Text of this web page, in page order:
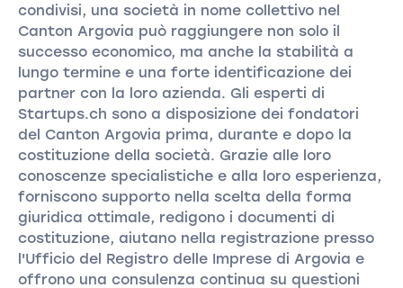
condivisi, una società in nome collettivo nel
Canton Argovia può raggiungere non solo il
successo economico, ma anche la stabilità a
lungo termine e una forte identificazione dei
partner con la loro azienda. Gli esperti di
Startups.ch sono a disposizione dei fondatori
del Canton Argovia prima, durante e dopo la
costituzione della società. Grazie alle loro
conoscenze specialistiche e alla loro esperienza,
forniscono supporto nella scelta della forma
giuridica ottimale, redigono i documenti di
costituzione, aiutano nella registrazione presso
l'Ufficio del Registro delle Imprese di Argovia e
offrono una consulenza continua su questioni